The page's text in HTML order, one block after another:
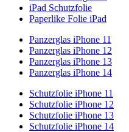
iPad Schutzfolie
Paperlike Folie iPad
Panzerglas iPhone 11
Panzerglas iPhone 12
Panzerglas iPhone 13
Panzerglas iPhone 14
Schutzfolie iPhone 11
Schutzfolie iPhone 12
Schutzfolie iPhone 13
Schutzfolie iPhone 14